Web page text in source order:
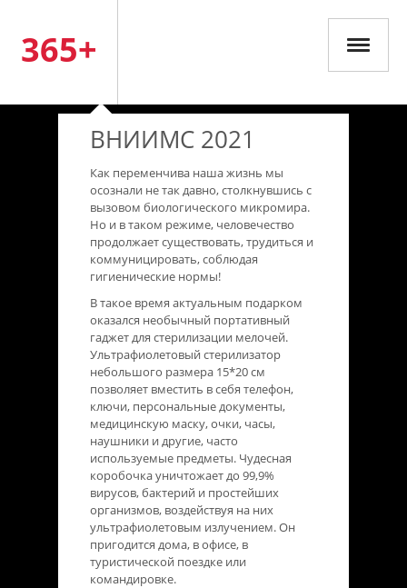
365+
ВНИИМС 2021
Как переменчива наша жизнь мы
осознали не так давно, столкнувшись с
вызовом биологического микромира.
Но и в таком режиме, человечество
продолжает существовать, трудиться и
коммуницировать, соблюдая
гигиенические нормы!
В такое время актуальным подарком
оказался необычный портативный
гаджет для стерилизации мелочей.
Ультрафиолетовый стерилизатор
небольшого размера 15*20 см
позволяет вместить в себя телефон,
ключи, персональные документы,
медицинскую маску, очки, часы,
наушники и другие, часто
используемые предметы. Чудесная
коробочка уничтожает до 99,9%
вирусов, бактерий и простейших
организмов, воздействуя на них
ультрафиолетовым излучением. Он
пригодится дома, в офисе, в
туристической поездке или
командировке.